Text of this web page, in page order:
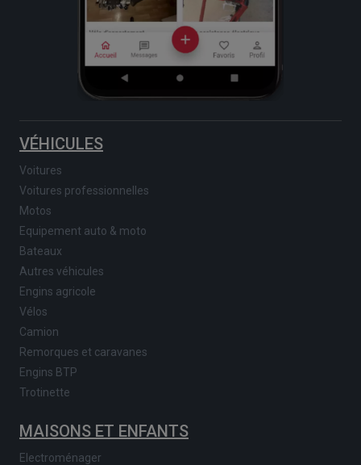
VÉHICULES
Voitures
Voitures professionnelles
Motos
Equipement auto & moto
Bateaux
Autres véhicules
Engins agricole
Vélos
Camion
Remorques et caravanes
Engins BTP
Trotinette
MAISONS ET ENFANTS
Electroménager